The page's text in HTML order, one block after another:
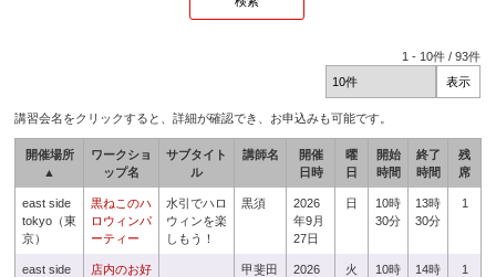
1 - 10件 /93件
講習会名をクリックすると、詳細が確認でき、お申込みも可能です。
開催場所
▲
ワークショ
ップ名
サブタイト
ル
講師名
開催
日時
曜
日
開始
時間
終了
時間
残
席
east side
tokyo（東
京）
黒ねこのハ
ロウィンパ
ーティー
水引でハロ
ウィンを楽
しもう！
黒須
2026
年9月
27日
日
10時
30分
13時
30分
1
east side
店内のお好
甲斐田
2026
火
10時
14時
1